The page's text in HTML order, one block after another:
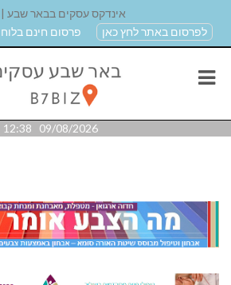
אינדקס עסקים בבאר שבע
לפרסום באתר לחץ כאן
פרסום חינם
09/08/2026 12:38